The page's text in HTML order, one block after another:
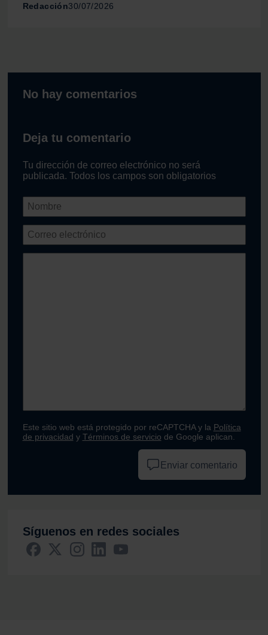
Redacción30/07/2026
No hay comentarios
Deja tu comentario
Tu dirección de correo electrónico no será
publicada. Todos los campos son obligatorios
Este sitio web está protegido por reCAPTCHA y la Política
de privacidad y Términos de servicio de Google aplican.
Enviar comentario
Síguenos en redes sociales